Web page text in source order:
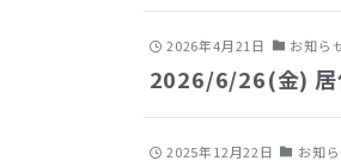
2026年4月21日 お知ら
2026/6/26(金) 居
2025年12月22日 お知